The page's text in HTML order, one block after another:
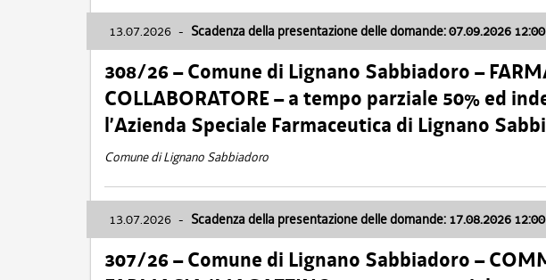
13.07.2026 - Scadenza della presentazione delle domande: 07.09.2026 12:00
308/26 – Comune di Lignano Sabbiadoro –
COLLABORATORE – a tempo parziale 50% ed
l’Azienda Speciale Farmaceutica di Lignano
Comune di Lignano Sabbiadoro
13.07.2026 - Scadenza della presentazione delle domande: 17.08.2026 12:00
307/26 – Comune di Lignano Sabbiadoro –